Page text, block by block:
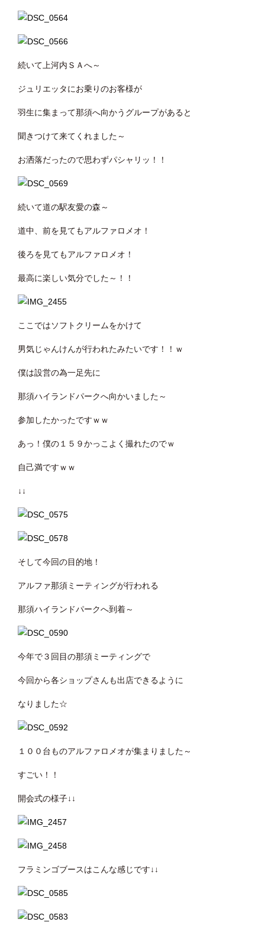
続いて上河内ＳＡへ～
ジュリエッタにお乗りのお客様が
羽生に集まって那須へ向かうグループがあると
聞きつけて来てくれました～
お洒落だったので思わずパシャリッ！！
続いて道の駅友愛の森～
道中、前を見てもアルファロメオ！
後ろを見てもアルファロメオ！
最高に楽しい気分でした～！！
ここではソフトクリームをかけて
男気じゃんけんが行われたみたいです！！ｗ
僕は設営の為一足先に
那須ハイランドパークへ向かいました～
参加したかったですｗｗ
あっ！僕の１５９かっこよく撮れたのでｗ
自己満ですｗｗ
↓↓
そして今回の目的地！
アルファ那須ミーティングが行われる
那須ハイランドパークへ到着～
今年で３回目の那須ミーティングで
今回から各ショップさんも出店できるように
なりました☆
１００台ものアルファロメオが集まりました～
すごい！！
開会式の様子↓↓
フラミンゴブースはこんな感じです↓↓